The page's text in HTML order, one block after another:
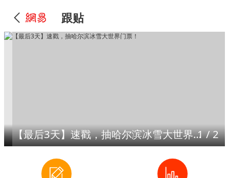
跟贴
【最后3天】速戳，抽哈尔滨冰雪大世界门票！1/2